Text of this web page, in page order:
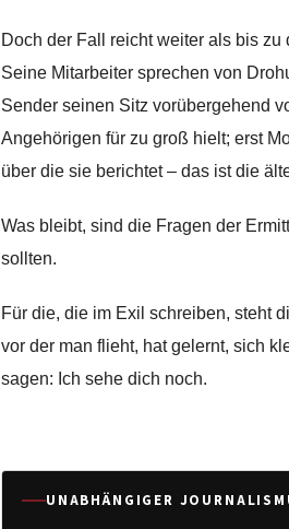
Doch der Fall reicht weiter als bis
Seine Mitarbeiter sprechen von
Sender seinen Sitz vorübergehend
Angehörigen für zu groß hielt; erst
über die sie berichtet – das ist die
Was bleibt, sind die Fragen der
sollten.
Für die, die im Exil schreiben, steht
vor der man flieht, hat gelernt, sich
sagen: Ich sehe dich noch.
UNABHÄNGIGER